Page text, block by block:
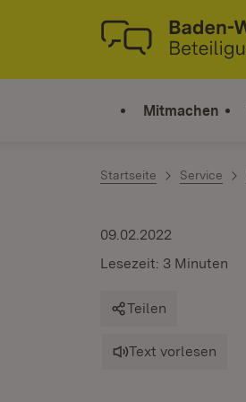
Zum Inhalt springen
Link zur Startseite
Mitmachen
Startseite Service
09.02.2022
Lesezeit: 3 Minuten
Teilen
Text vorlesen